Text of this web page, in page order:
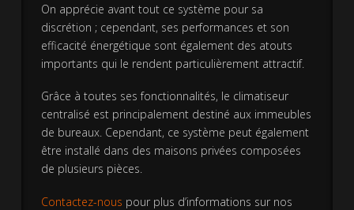
On apprécie avant tout ce système pour sa
discrétion ; cependant, ses performances et son
efficacité énergétique sont également des atouts
importants qui le rendent particulièrement attractif.
Grâce à toutes ses fonctionnalités, le climatiseur
centralisé est principalement destiné aux immeubles
de bureaux. Cependant, ce système peut également
être installé dans des maisons privées composées
de plusieurs pièces.
Contactez-nous pour plus d’informations sur nos